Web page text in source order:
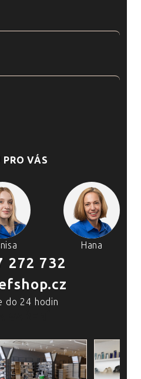
VÁS
Hana
272 732
do 24 hodin